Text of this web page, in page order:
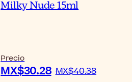
Milky Nude 15ml
Precio
MX$30.28 MX$40.38